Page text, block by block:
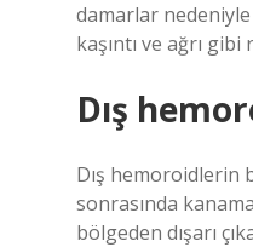
damarlar
kaşıntı ve ağrı
Dış
Dış hemoroidlerin
sonrasında
bölgeden dışarı